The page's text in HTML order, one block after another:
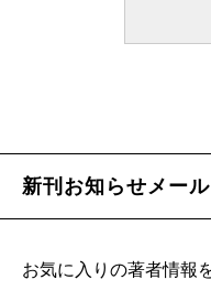
新刊お知らせメール
お気に入りの著者情報